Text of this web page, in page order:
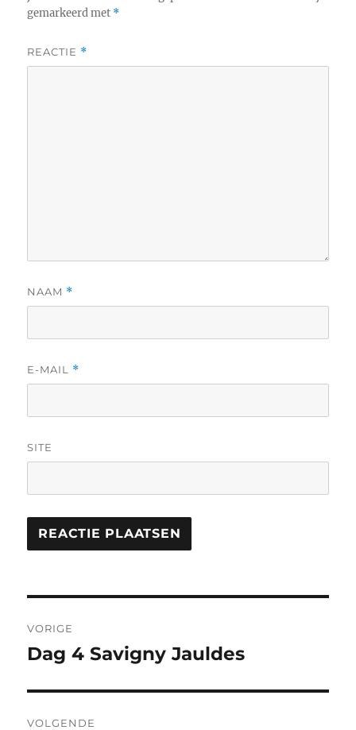
gemarkeerd met *
REACTIE *
NAAM *
E-MAIL *
SITE
navigatie
VORIGE
Vorig
Dag 4 Savigny Jauldes
VOLGENDE